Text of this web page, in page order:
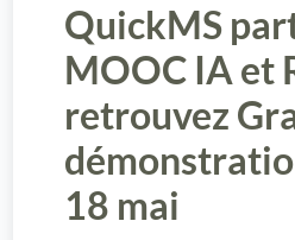
QuickMS
MOOC IA et
retrouvez
18 mai